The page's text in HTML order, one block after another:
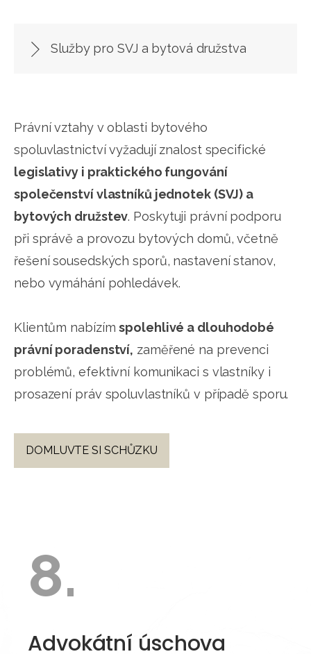
Služby pro SVJ a bytová družstva
Právní vztahy v oblasti bytového
spoluvlastnictví vyžadují znalost specifické
legislativy i praktického fungování
společenství vlastníků jednotek (SVJ) a
bytových družstev. Poskytuji právní podporu
při správě a provozu bytových domů, včetně
řešení sousedských sporů, nastavení stanov,
nebo vymáhání pohledávek.
Klientům nabízímspolehlivé a dlouhodobé
právní poradenství, zaměřené na prevenci
problémů, efektivní komunikaci s vlastníky i
prosazení práv spoluvlastníků v případě sporu.
DOMLUVTE SI SCHŮZKU
8.
Advokátní úschova